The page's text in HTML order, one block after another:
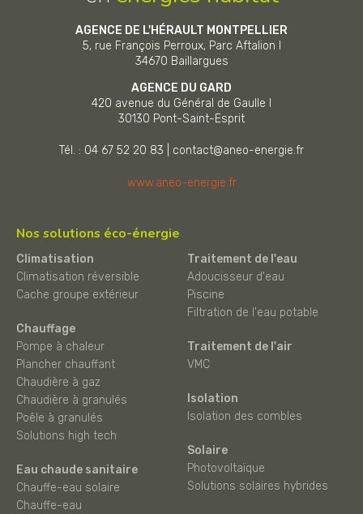
AGENCE DE L'HÉRAULT MONTPELLIER
5, rue François Perroux, Parc Aftalion I
34670 Baillargues
AGENCE DU GARD
420 avenue du Général de Gaulle I
30130 Pont-Saint-Esprit
Tél. : 04 67 52 20 83 contact@aneo-energie.fr
www.aneo-energie.fr
Nos solutions éco-énergie
Climatisation
Climatisation réversible
Cache groupe extérieur
Chauffage
Pompe à chaleur
Plancher chauffant
Chaudière à gaz
Chaudière à granulés
Poêle à granulés
Solutions high tech
Eau chaude sanitaire
Chauffe-eau solaire
Chauffe-eau
Traitement de l'eau
Adoucisseur d'eau
Piscine
Filtration de l'eau potable
Traitement de l'air
VMC
Isolation
Isolation des combles
Solaire
Photovoltaïque
Solutions solaires hybrides